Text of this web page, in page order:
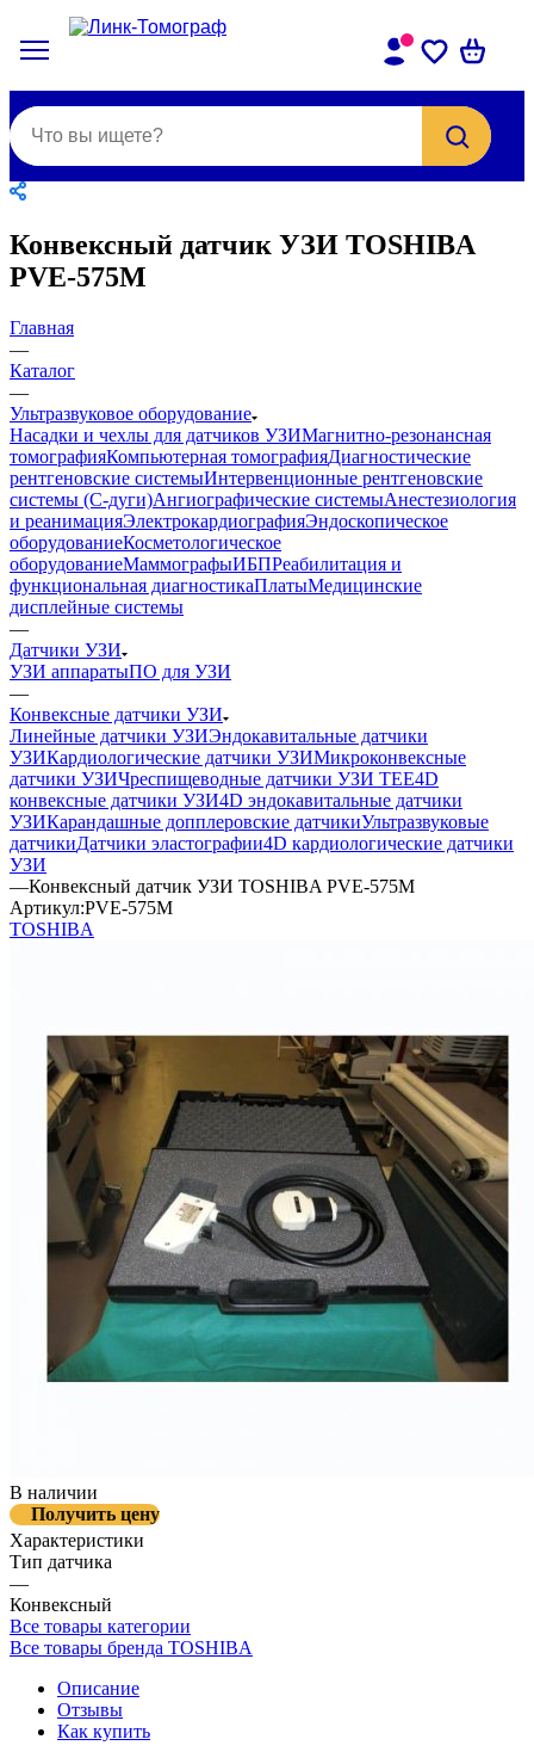
Конвексный датчик УЗИ TOSHIBA
PVE-575M
Главная
—
Каталог
—
Ультразвуковое оборудование
Насадки и чехлы для датчиков УЗИМагнитно-резонансная
томографияКомпьютерная томографияДиагностические
рентгеновские системыИнтервенционные рентгеновские
системы (С-дуги)Ангиографические системыАнестезиология
и реанимацияЭлектрокардиографияЭндоскопическое
оборудованиеКосметологическое
оборудованиеМаммографыИБПРеабилитация и
функциональная диагностикаПлатыМедицинские
дисплейные системы
—
Датчики УЗИ
УЗИ аппаратыПО для УЗИ
—
Конвексные датчики УЗИ
Линейные датчики УЗИЭндокавитальные датчики
УЗИКардиологические датчики УЗИМикроконвексные
датчики УЗИЧреспищеводные датчики УЗИ TEE4D
конвексные датчики УЗИ4D эндокавитальные датчики
УЗИКарандашные допплеровские датчикиУльтразвуковые
датчикиДатчики эластографии4D кардиологические датчики
УЗИ
—Конвексный датчик УЗИ TOSHIBA PVE-575M
Артикул:PVE-575M
TOSHIBA
В наличии
Получить цену
Характеристики
Тип датчика
—
Конвексный
Все товары категории
Все товары бренда TOSHIBA
Описание
Отзывы
Как купить